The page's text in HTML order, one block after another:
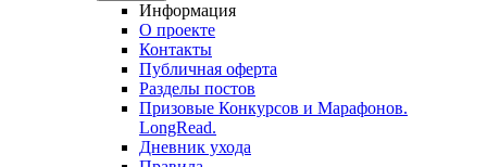
Информация
О проекте
Контакты
Публичная оферта
Разделы постов
Призовые Конкурсов и Марафонов.
LongRead.
Дневник ухода